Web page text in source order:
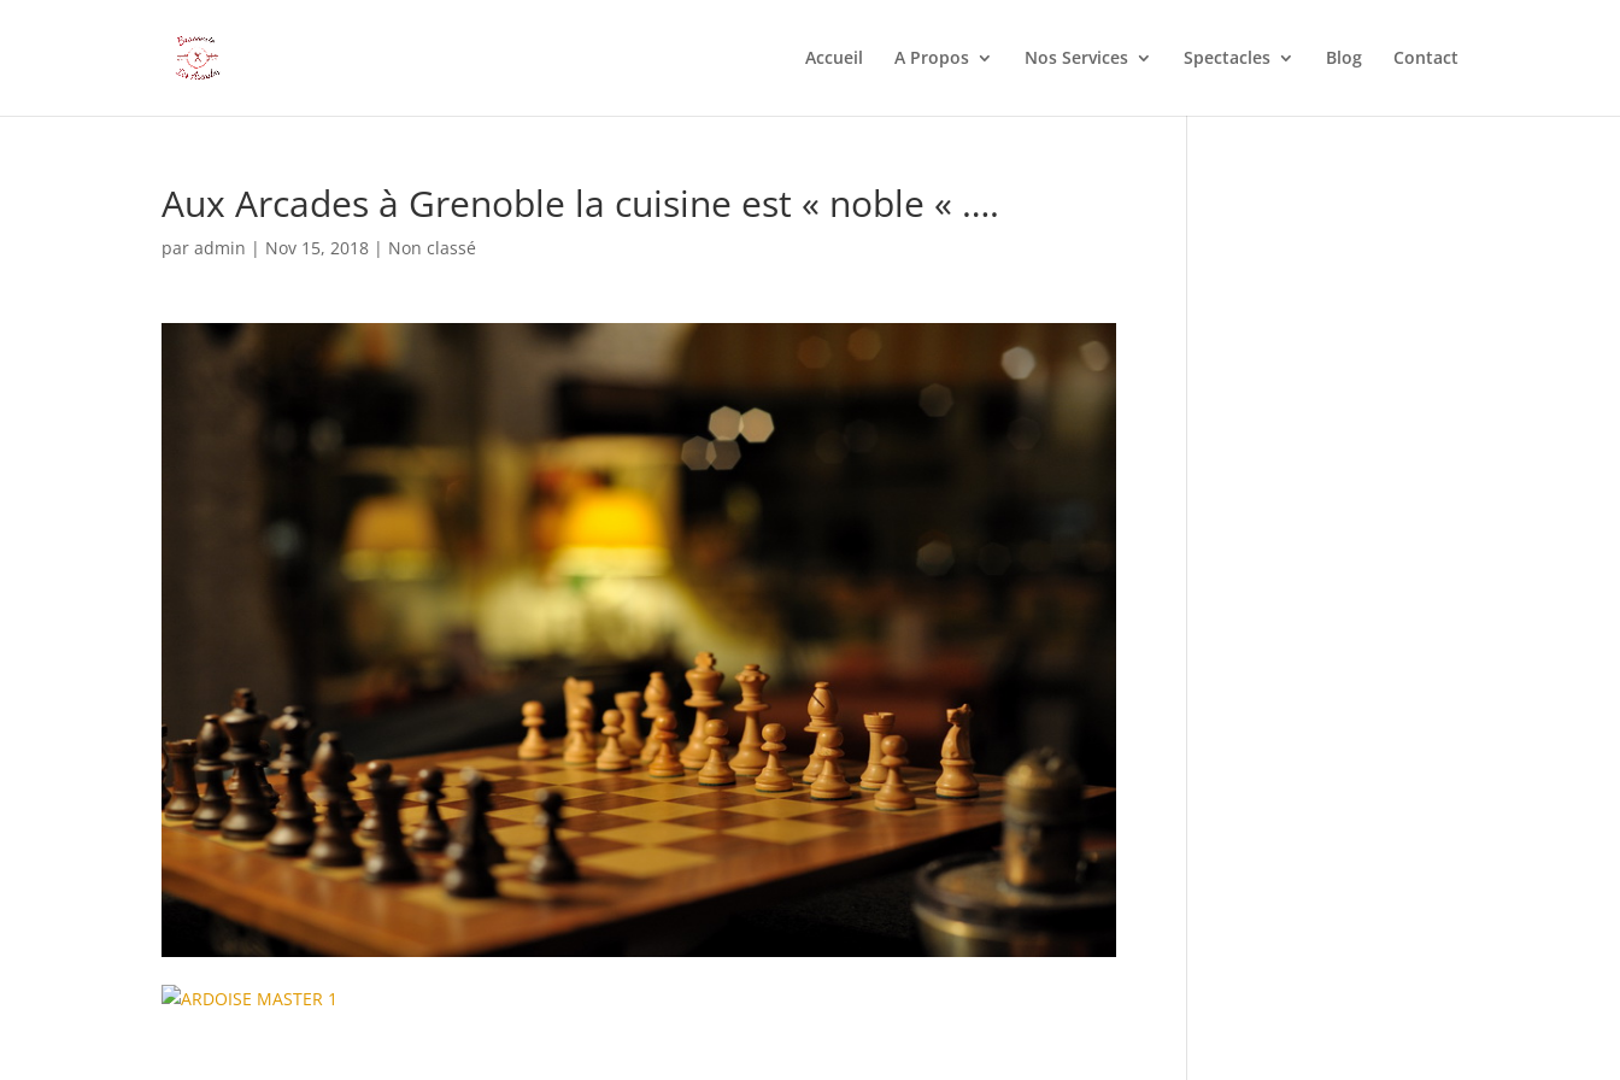
Accueil A Propos Nos Services Spectacles Blog Contact
Aux Arcades à Grenoble la cuisine est « noble « ….
paradmin | Nov 15, 2018 | Non classé